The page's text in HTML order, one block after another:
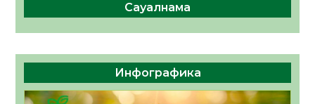
Сауалнама
Инфографика